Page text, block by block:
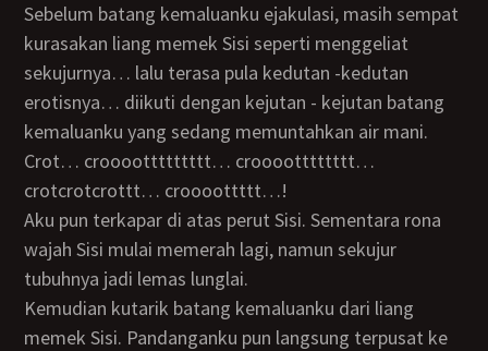
Sebelum batang kemaluanku ejakulasi, masih sempat
kurasakan liang memek Sisi seperti menggeliat
sekujurnya… lalu terasa pula kedutan -kedutan
erotisnya… diikuti dengan kejutan - kejutan batang
kemaluanku yang sedang memuntahkan air mani.
Crot… croooottttttttt… crooootttttttt…
crotcrotcrottt… croooottttt…!
Aku pun terkapar di atas perut Sisi. Sementara rona
wajah Sisi mulai memerah lagi, namun sekujur
tubuhnya jadi lemas lunglai.
Kemudian kutarik batang kemaluanku dari liang
memek Sisi. Pandanganku pun langsung terpusat ke